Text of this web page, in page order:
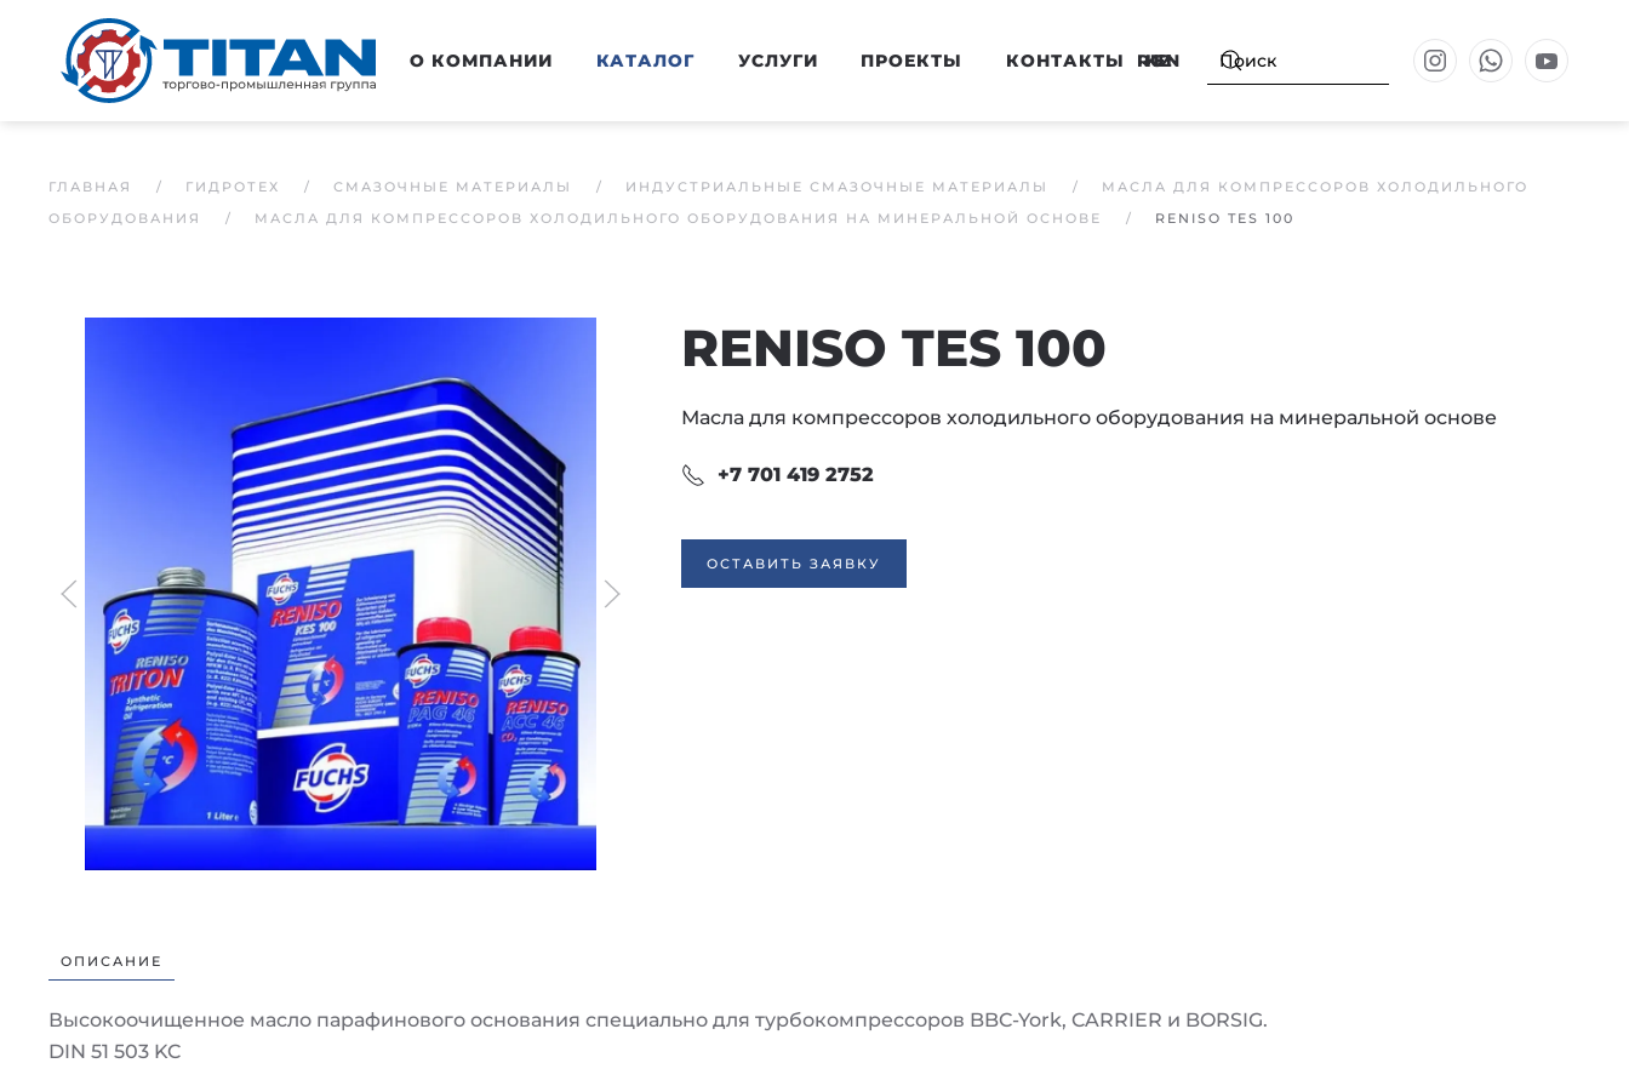
Перейти к основному содержанию О КОМПАНИИ КАТАЛОГ УСЛУГИ ПРОЕКТЫ КОНТАКТЫ RU
KZ
EN
ГЛАВНАЯ ГИДРОТЕХ СМАЗОЧНЫЕ МАТЕРИАЛЫ ИНДУСТРИАЛЬНЫЕ СМАЗОЧНЫЕ МАТЕРИАЛЫ
МАСЛА ДЛЯ КОМПРЕССОРОВ ХОЛОДИЛЬНОГО
ОБОРУДОВАНИЯ
МАСЛА ДЛЯ КОМПРЕССОРОВ ХОЛОДИЛЬНОГО ОБОРУДОВАНИЯ НА МИНЕРАЛЬНОЙ ОСНОВЕ RENISO TES 100
RENISO TES 100
Масла для компрессоров холодильного оборудования на минеральной основе
+7 701 419 2752
ОСТАВИТЬ ЗАЯВКУ
ОПИСАНИЕ
Высокоочищенное масло парафинового основания специально для турбокомпрессоров BBC-York, CARRIER и BORSIG.
DIN 51 503 KC